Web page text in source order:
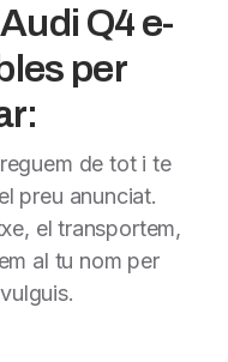
Q4 e-
per
de tot i te
preu anunciat.
el transportem,
al tu nom per